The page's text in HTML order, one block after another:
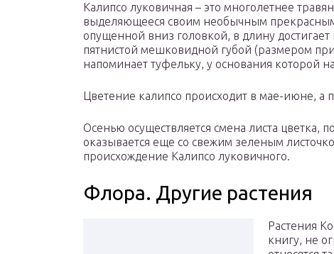
Калипсо луковичная – это многолетнее
выделяющееся своим необычным
опущенной вниз головкой, в длину
пятнистой мешковидной губой (размером
напоминает туфельку, у основания которой
Цветение калипсо происходит в мае-июне, а
Осенью осуществляется смена листа цветка,
оказывается еще со свежим зеленым
происхождение Калипсо луковичного.
Флора. Другие растения
Растения
книгу, не